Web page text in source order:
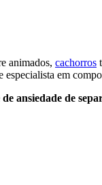
animados, cachorros
especialista em
ansiedade de